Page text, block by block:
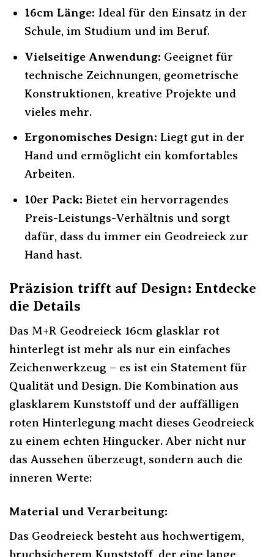
16cm Länge: Ideal für den Einsatz in der
Schule, im Studium und im Beruf.
Vielseitige Anwendung: Geeignet für
technische Zeichnungen, geometrische
Konstruktionen, kreative Projekte und
vieles mehr.
Ergonomisches Design: Liegt gut in der
Hand und ermöglicht ein komfortables
Arbeiten.
10er Pack: Bietet ein hervorragendes
Preis-Leistungs-Verhältnis und sorgt
dafür, dass du immer ein Geodreieck zur
Hand hast.
Präzision trifft auf Design: Entdecke
die Details
Das M+R Geodreieck 16cm glasklar rot
hinterlegt ist mehr als nur ein einfaches
Zeichenwerkzeug – es ist ein Statement für
Qualität und Design. Die Kombination aus
glasklarem Kunststoff und der auffälligen
roten Hinterlegung macht dieses Geodreieck
zu einem echten Hingucker. Aber nicht nur
das Aussehen überzeugt, sondern auch die
inneren Werte:
Material und Verarbeitung:
Das Geodreieck besteht aus hochwertigem,
bruchsicherem Kunststoff, der eine lange